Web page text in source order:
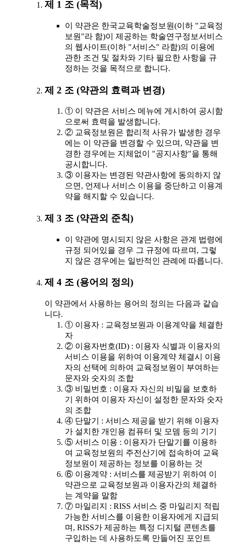
제 1 조 (목적)
이 약관은 한국교육학술정보원(이하 "교육정
보원"라 함)이 제공하는 학술연구정보서비스
의 웹사이트(이하 "서비스" 라함)의 이용에
관한 조건 및 절차와 기타 필요한 사항을 규
정하는 것을 목적으로 합니다.
제 2 조 (약관의 효력과 변경)
① 이 약관은 서비스 메뉴에 게시하여 공시함
으로써 효력을 발생합니다.
② 교육정보원은 합리적 사유가 발생한 경우
에는 이 약관을 변경할 수 있으며, 약관을 변
경한 경우에는 지체없이 "공지사항"을 통해
공시합니다.
③ 이용자는 변경된 약관사항에 동의하지 않
으면, 언제나 서비스 이용을 중단하고 이용계
약을 해지할 수 있습니다.
제 3 조 (약관외 준칙)
이 약관에 명시되지 않은 사항은 관계 법령에
규정 되어있을 경우 그 규정에 따르며, 그렇
지 않은 경우에는 일반적인 관례에 따릅니다.
제 4 조 (용어의 정의)
이 약관에서 사용하는 용어의 정의는 다음과 같습
니다.
① 이용자 : 교육정보원과 이용계약을 체결한
자
② 이용자번호(ID) : 이용자 식별과 이용자의
서비스 이용을 위하여 이용계약 체결시 이용
자의 선택에 의하여 교육정보원이 부여하는
문자와 숫자의 조합
③ 비밀번호 : 이용자 자신의 비밀을 보호하
기 위하여 이용자 자신이 설정한 문자와 숫자
의 조합
④ 단말기 : 서비스 제공을 받기 위해 이용자
가 설치한 개인용 컴퓨터 및 모뎀 등의 기기
⑤ 서비스 이용 : 이용자가 단말기를 이용하
여 교육정보원의 주전산기에 접속하여 교육
정보원이 제공하는 정보를 이용하는 것
⑥ 이용계약 : 서비스를 제공받기 위하여 이
약관으로 교육정보원과 이용자간의 체결하
는 계약을 말함
⑦ 마일리지 : RISS 서비스 중 마일리지 적립
가능한 서비스를 이용한 이용자에게 지급되
며, RISS가 제공하는 특정 디지털 콘텐츠를
구입하는 데 사용하도록 만들어진 포인트